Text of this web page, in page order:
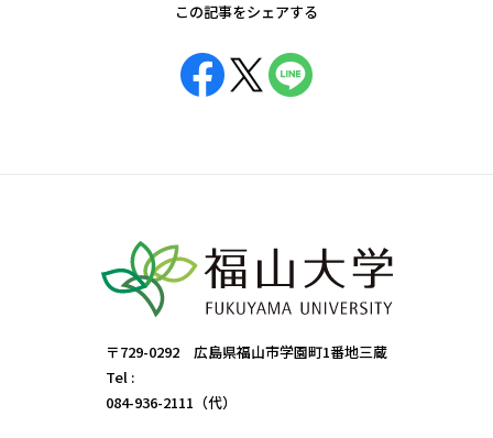
この記事をシェアする
〒729-0292 広島県福山市学園町1番地三蔵
Tel :
084-936-2111（代）